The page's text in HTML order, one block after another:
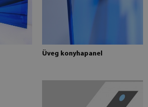
Üveg konyhapanel